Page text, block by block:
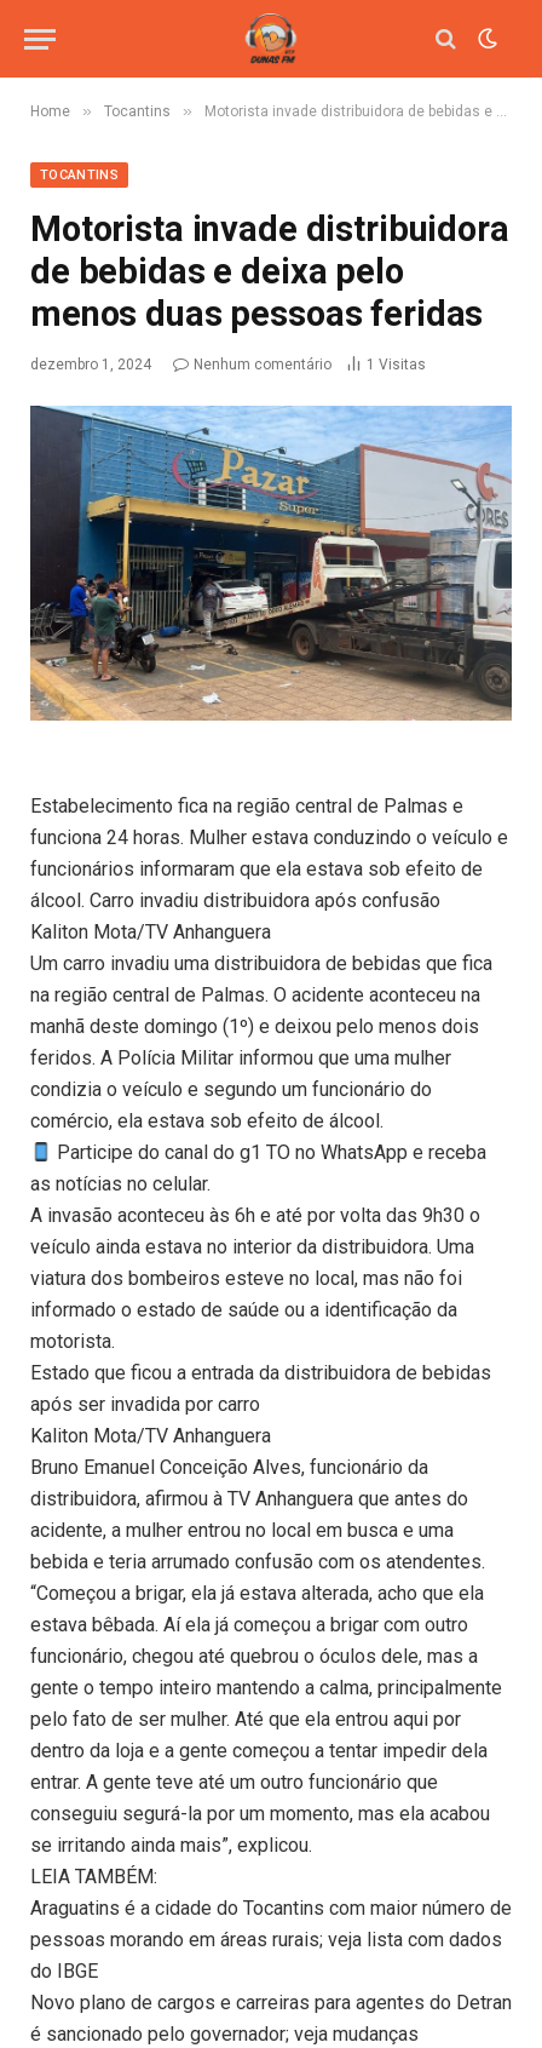
Home » Tocantins » Motorista invade distribuidora de bebidas e deixa pelo menos duas pessoas feridas
TOCANTINS
Motorista invade distribuidora
de bebidas e deixa pelo
menos duas pessoas feridas
dezembro 1, 2024 Nenhum comentário 1 Visitas
Estabelecimento fica na região central de Palmas e
funciona 24 horas. Mulher estava conduzindo o veículo e
funcionários informaram que ela estava sob efeito de
álcool. Carro invadiu distribuidora após confusão
Kaliton Mota/TV Anhanguera
Um carro invadiu uma distribuidora de bebidas que fica
na região central de Palmas. O acidente aconteceu na
manhã deste domingo (1º) e deixou pelo menos dois
feridos. A Polícia Militar informou que uma mulher
condizia o veículo e segundo um funcionário do
comércio, ela estava sob efeito de álcool.
Participe do canal do g1 TO no WhatsApp e receba
as notícias no celular.
A invasão aconteceu às 6h e até por volta das 9h30 o
veículo ainda estava no interior da distribuidora. Uma
viatura dos bombeiros esteve no local, mas não foi
informado o estado de saúde ou a identificação da
motorista.
Estado que ficou a entrada da distribuidora de bebidas
após ser invadida por carro
Kaliton Mota/TV Anhanguera
Bruno Emanuel Conceição Alves, funcionário da
distribuidora, afirmou à TV Anhanguera que antes do
acidente, a mulher entrou no local em busca e uma
bebida e teria arrumado confusão com os atendentes.
“Começou a brigar, ela já estava alterada, acho que ela
estava bêbada. Aí ela já começou a brigar com outro
funcionário, chegou até quebrou o óculos dele, mas a
gente o tempo inteiro mantendo a calma, principalmente
pelo fato de ser mulher. Até que ela entrou aqui por
dentro da loja e a gente começou a tentar impedir dela
entrar. A gente teve até um outro funcionário que
conseguiu segurá-la por um momento, mas ela acabou
se irritando ainda mais”, explicou.
LEIA TAMBÉM:
Araguatins é a cidade do Tocantins com maior número de
pessoas morando em áreas rurais; veja lista com dados
do IBGE
Novo plano de cargos e carreiras para agentes do Detran
é sancionado pelo governador; veja mudanças